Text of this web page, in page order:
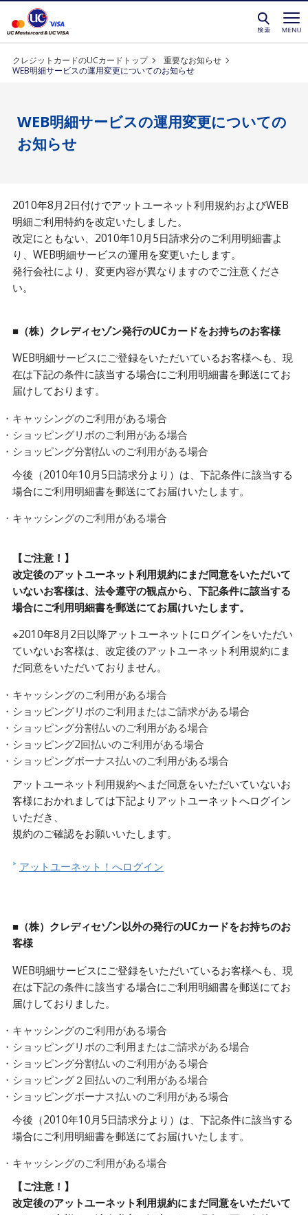
クレジットカードを選ぶなら永久不滅ポイントが
クレジットカードのUCカードトップ
重要なお知らせ
WEB明細サービスの運用変更についてのお知らせ
WEB明細サービスの運用変更についての
お知らせ
2010年8月2日付けでアットユーネット利用規約およびWEB
明細ご利用特約を改定いたしました。
改定にともない、2010年10月5日請求分のご利用明細書よ
り、WEB明細サービスの運用を変更いたします。
発行会社により、変更内容が異なりますのでご注意くださ
い。
■（株）クレディセゾン発行のUCカードをお持ちのお客様
WEB明細サービスにご登録をいただいているお客様へも、現
在は下記の条件に該当する場合にご利用明細書を郵送にてお
届けしております。
・キャッシングのご利用がある場合
・ショッピングリボのご利用がある場合
・ショッピング分割払いのご利用がある場合
今後（2010年10月5日請求分より）は、下記条件に該当する
場合にご利用明細書を郵送にてお届けいたします。
・キャッシングのご利用がある場合
【ご注意！】
改定後のアットユーネット利用規約にまだ同意をいただいて
いないお客様は、法令遵守の観点から、下記条件に該当する
場合にご利用明細書を郵送にてお届けいたします。
※2010年8月2日以降アットユーネットにログインをいただい
ていないお客様は、改定後のアットユーネット利用規約にま
だ同意をいただいておりません。
・キャッシングのご利用がある場合
・ショッピングリボのご利用またはご請求がある場合
・ショッピング分割払いのご利用がある場合
・ショッピング2回払いのご利用がある場合
・ショッピングボーナス払いのご利用がある場合
アットユーネット利用規約へまだ同意をいただいていないお
客様におかれましては下記よりアットユーネットへログイン
いただき、
規約のご確認をお願いいたします。
アットユーネット！へログイン
■（株）クレディセゾン以外の発行のUCカードをお持ちのお
客様
WEB明細サービスにご登録をいただいているお客様へも、現
在は下記の条件に該当する場合にご利用明細書を郵送にてお
届けしておりました。
・キャッシングのご利用がある場合
・ショッピングリボのご利用またはご請求がある場合
・ショッピング分割払いのご利用がある場合
・ショッピング２回払いのご利用がある場合
・ショッピングボーナス払いのご利用がある場合
今後（2010年10月5日請求分より）は、下記条件に該当する
場合にご利用明細書を郵送にてお届けいたします。
・キャッシングのご利用がある場合
【ご注意！】
改定後のアットユーネット利用規約にまだ同意をいただいて